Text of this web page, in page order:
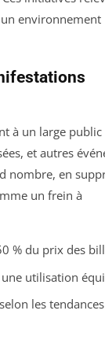
environnement
à un large public
et autres
nombre, en
un frein à
% du prix des
utilisation
les tendances